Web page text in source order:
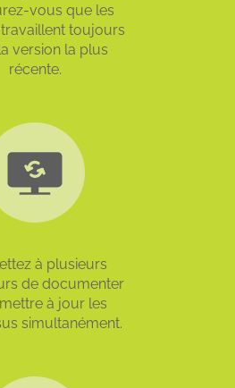
vous que les
toujours
version la plus
récente.
à plusieurs
de documenter
à jour les
simultanément.